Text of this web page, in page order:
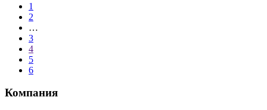
1
2
…
3
4
5
6
Компания